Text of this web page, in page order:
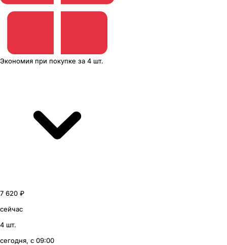
Экономия при покупке за 4 шт.
7 620 ₽
сейчас
4 шт.
сегодня, с 09:00